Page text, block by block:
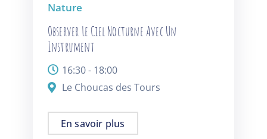
Nature
Observer Le Ciel Nocturne Avec Un
Instrument
16:30 - 18:00
Le Choucas des Tours
En savoir plus